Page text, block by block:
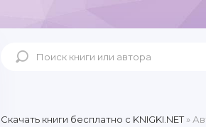
Скачать книги бесплатно c KNIGKI.NET»